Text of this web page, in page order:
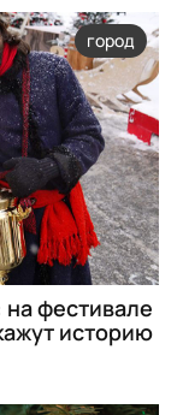
город
фестивале
историю